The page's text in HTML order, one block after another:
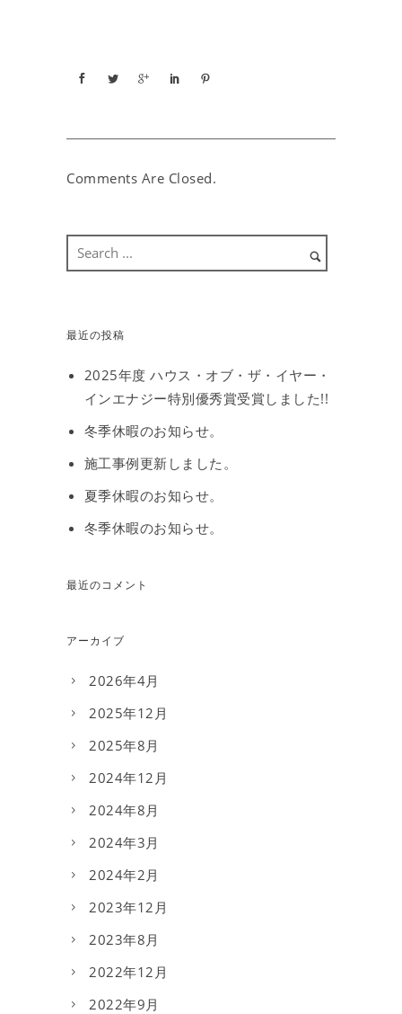
Comments Are Closed.
最近の投稿
2025年度 ハウス・オブ・ザ・イヤー・
インエナジー特別優秀賞受賞しました!!
冬季休暇のお知らせ。
施工事例更新しました。
夏季休暇のお知らせ。
冬季休暇のお知らせ。
最近のコメント
アーカイブ
2026年4月
2025年12月
2025年8月
2024年12月
2024年8月
2024年3月
2024年2月
2023年12月
2023年8月
2022年12月
2022年9月